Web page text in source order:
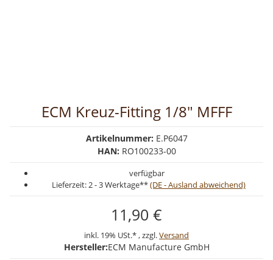
ECM Kreuz-Fitting 1/8" MFFF
Artikelnummer: E.P6047
HAN: RO100233-00
verfügbar
Lieferzeit:2 - 3 Werktage**(DE - Ausland abweichend)
11,90 €
inkl. 19% USt.* , zzgl.Versand
Hersteller:ECM Manufacture GmbH